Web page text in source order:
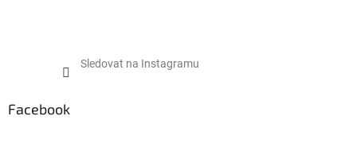
Sledovat na Instagramu
Facebook